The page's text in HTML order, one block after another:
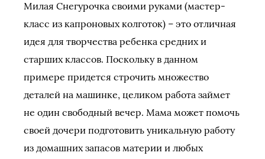
Милая Снегурочка своими руками (мастер-
класс из капроновых колготок) – это отличная
идея для творчества ребенка средних и
старших классов. Поскольку в данном
примере придется строчить множество
деталей на машинке, целиком работа займет
не один свободный вечер. Мама может помочь
своей дочери подготовить уникальную работу
из домашних запасов материи и любых